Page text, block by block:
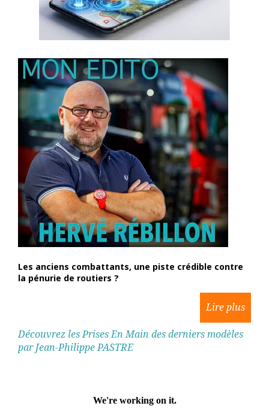
Les anciens combattants, une piste crédible contre
la pénurie de routiers ?
Découvrez les Prises En Main des derniers modèles
par Jean-Philippe PASTRE